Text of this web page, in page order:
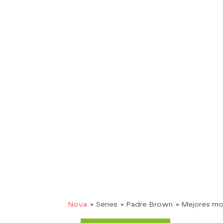
Nova » Series » Padre Brown » Mejores